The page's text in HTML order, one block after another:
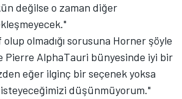
değilse o zaman diğer
olmadığı sorusuna Horner şöyle
Pierre AlphaTauri bünyesinde iyi bir
eğer ilginç bir seçenek yoksa
düşünmüyorum."